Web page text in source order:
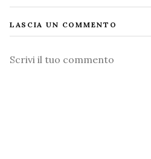
LASCIA UN COMMENTO
Commento